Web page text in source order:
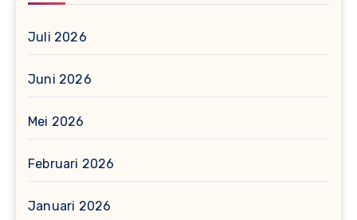
Juli 2026
Juni 2026
Mei 2026
Februari 2026
Januari 2026